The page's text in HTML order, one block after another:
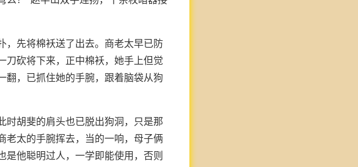
，先将棉袄送了出去。商老太早已防
刀砍将下来，正中棉袄，她手上但觉
翻，已抓住她的手腕，跟着脑袋从狗
时胡斐的肩头也已脱出狗洞，只是那
老太的手腕挥去，当的一响，母子俩
是他聪明过人，一学即能使用，否则